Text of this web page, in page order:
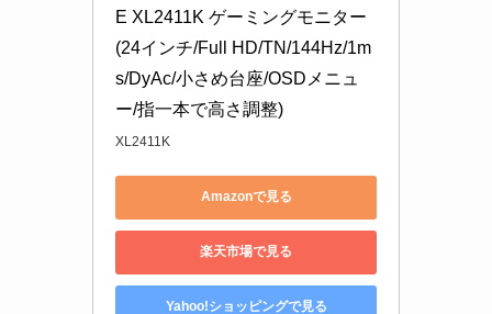
E XL2411K ゲーミングモニター
(24インチ/Full HD/TN/144Hz/1m
s/DyAc/小さめ台座/OSDメニュ
ー/指一本で高さ調整)
XL2411K
Amazonで見る
楽天市場で見る
Yahoo!ショッピングで見る